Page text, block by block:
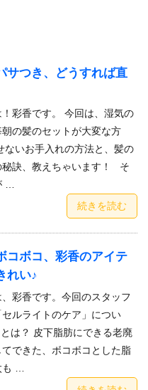
サつき、どうすれば直
彩香です。 今回は、湿気の
の髪のセットが大変な方
ないお手入れの方法と、髪の
秘訣、教えちゃいます！ そ
…
続きを読む
コボコ、彩香のアイテ
れい♪
彩香です。今回のスタッフ
ルライトのケア」につい
は？ 皮下脂肪にできる老廃
できた、ボコボコとした脂
も …